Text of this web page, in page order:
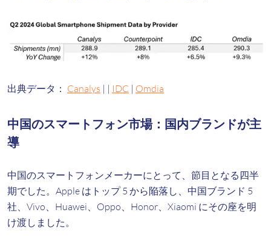
出典データ： Canalys | | IDC | Omdia
中国のスマートフォン市場：国内ブランドが主
導
中国のスマートフォンメーカーにとって、節目となる四半
期でした。Apple はトップ 5 から陥落し、中国ブランド 5
社、Vivo、Huawei、Oppo、Honor、Xiaomi にその座を明
け渡しました。